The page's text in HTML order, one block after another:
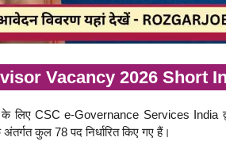
Vacancy 2026 Short
लिए CSC e-Governance Services India
कुल 78 पद निर्धारित किए गए हैं।